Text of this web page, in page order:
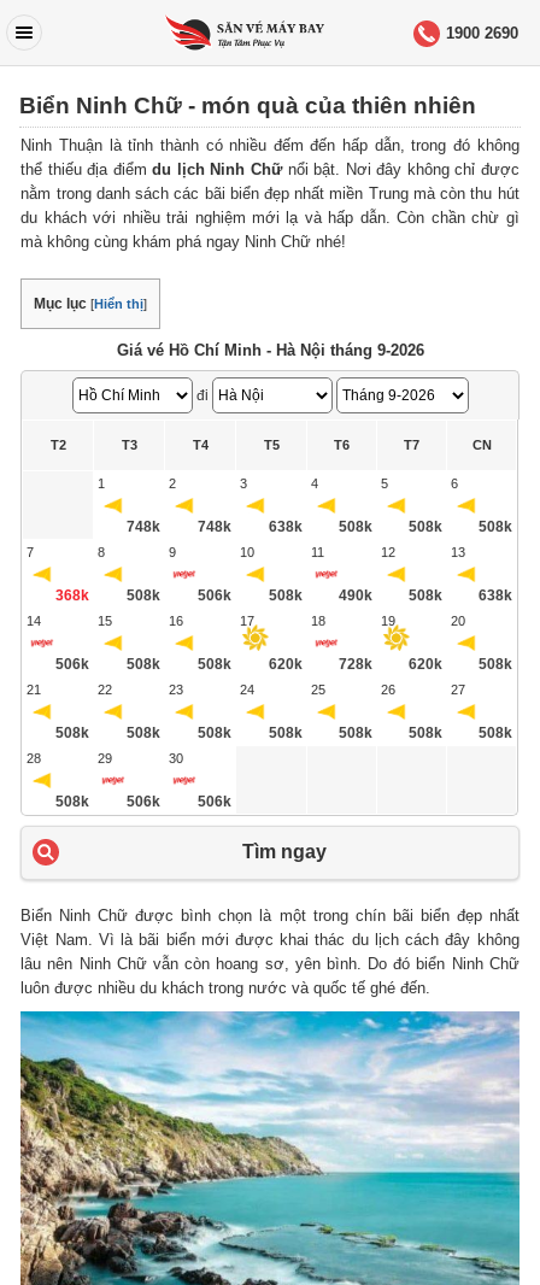
1900 2690
Biển Ninh Chữ - món quà của thiên nhiên
Ninh Thuận là tỉnh thành có nhiều đếm đến hấp dẫn, trong đó không
thể thiếu địa điểmdu lịch Ninh Chữnổi bật. Nơi đây không chỉ được
nằm trong danh sách các bãi biển đẹp nhất miền Trung mà còn thu hút
du khách với nhiều trải nghiệm mới lạ và hấp dẫn. Còn chần chừ gì
mà không cùng khám phá ngay Ninh Chữ nhé!
Mục lục [Hiển thị]
Giá vé Hồ Chí Minh - Hà Nội tháng 9-2026
đi
T2 T3 T4 T5 T6 T7 CN
1
748k
2
748k
3
638k
4
508k
5
508k
6
508k
7
368k
8
508k
9
506k
10
508k
11
490k
12
508k
13
638k
14
506k
15
508k
16
508k
17
620k
18
728k
19
620k
20
508k
21
508k
22
508k
23
508k
24
508k
25
508k
26
508k
27
508k
28
508k
29
506k
30
506k
Tìm ngay
Biển Ninh Chữ được bình chọn là một trong chín bãi biển đẹp nhất
Việt Nam. Vì là bãi biển mới được khai thác du lịch cách đây không
lâu nên Ninh Chữ vẫn còn hoang sơ, yên bình. Do đó biển Ninh Chữ
luôn được nhiều du khách trong nước và quốc tế ghé đến.